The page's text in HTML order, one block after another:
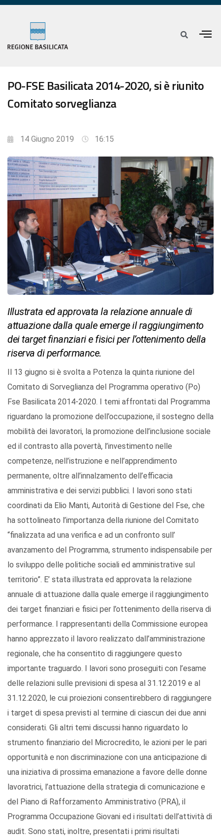
PO-FSE Basilicata 2014-2020, si è riunito
Comitato sorveglianza
14 Giugno 2019 16:15
Illustrata ed approvata la relazione annuale di
attuazione dalla quale emerge il raggiungimento
dei target finanziari e fisici per l’ottenimento della
riserva di performance.
Il 13 giugno si è svolta a Potenza la quinta riunione del
Comitato di Sorveglianza del Programma operativo (Po)
Fse Basilicata 2014-2020. I temi affrontati dal Programma
riguardano la promozione dell’occupazione, il sostegno della
mobilità dei lavoratori, la promozione dell’inclusione sociale
ed il contrasto alla povertà, l’investimento nelle
competenze, nell’istruzione e nell’apprendimento
permanente, oltre all’innalzamento dell’efficacia
amministrativa e dei servizi pubblici. I lavori sono stati
coordinati da Elio Manti, Autorità di Gestione del Fse, che
ha sottolineato l’importanza della riunione del Comitato
“finalizzata ad una verifica e ad un confronto sull’
avanzamento del Programma, strumento indispensabile per
lo sviluppo delle politiche sociali ed amministrative sul
territorio”. E’ stata illustrata ed approvata la relazione
annuale di attuazione dalla quale emerge il raggiungimento
dei target finanziari e fisici per l’ottenimento della riserva di
performance. I rappresentanti della Commissione europea
hanno apprezzato il lavoro realizzato dall’amministrazione
regionale, che ha consentito di raggiungere questo
importante traguardo. I lavori sono proseguiti con l’esame
delle relazioni sulle previsioni di spesa al 31.12.2019 e al
31.12.2020, le cui proiezioni consentirebbero di raggiungere
i target di spesa previsti al termine di ciascun dei due anni
considerati. Gli altri temi discussi hanno riguardato lo
strumento finanziario del Microcredito, le azioni per le pari
opportunità e non discriminazione con una anticipazione di
una iniziativa di prossima emanazione a favore delle donne
lavoratrici, l’attuazione della strategia di comunicazione e
del Piano di Rafforzamento Amministrativo (PRA), il
Programma Occupazione Giovani ed i risultati dell’attività di
audit. Sono stati, inoltre, presentati i primi risultati